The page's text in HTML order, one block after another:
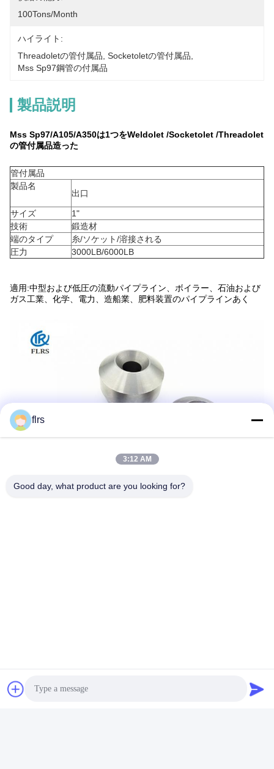
100Tons/Month
ハイライト:
Threadoletの管付属品 Socketoletの管付属品
Mss Sp97鋼管の付属品
製品説明
Mss Sp97/A105/A350は1つをWeldolet /Socketolet /Threadolet
の管付属品造った
管付属品
製品名
出口
サイズ
1"
技術
鍛造材
端のタイプ
糸/ソケット/溶接される
圧力
3000LB/6000LB
適用:中型および低圧の流動パイプライン、ボイラー、石油および
ガス工業、化学、電力、造船業、肥料装置のパイプラインあく
アドレス
flrs
3:12 AM
Good day, what product are you looking for?